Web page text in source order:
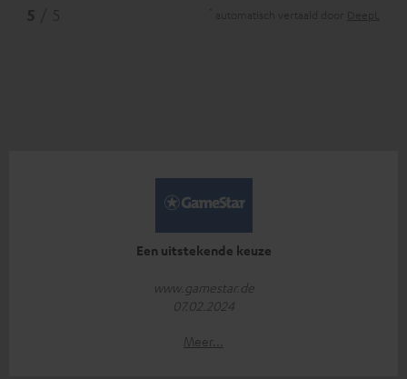
Een uitstekende keuze
www.gamestar.de
07.02.2024
Meer...